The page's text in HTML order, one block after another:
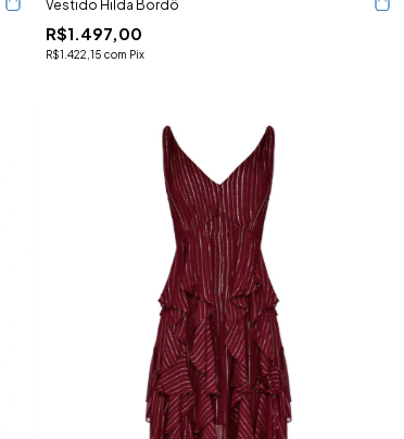
Vestido Hilda Bordô
R$1.497,00
R$1.422,15com Pix